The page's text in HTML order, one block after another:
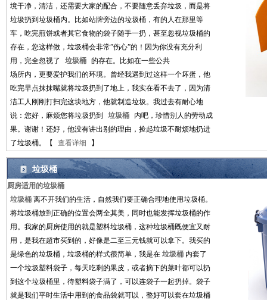
境干净，清洁，还需要大家的配合，不要随意丢弃垃圾，而是将
垃圾扔到垃圾桶内。比如站牌旁边的垃圾桶，有的人在那里等
车，吃完煎饼或者其它食物的袋子随手一扔，甚至忽视垃圾桶的
存在，您这样做，垃圾桶会非常”伤心”的！因为你没有充分利
用，完全忽视了
垃圾桶 的存在。比如在一些公共
场所内，更要爱护我们的环境。曾经我遇到过这样一个坏蛋，他
吃完早点抹抹嘴就将垃圾扔到了地上，我实在看不去了，因为清
洁工人刚刚打扫完这块地方，他就制造垃圾。我过去有耐心地
说：您好，麻烦您将垃圾扔到
垃圾桶
内吧，珍惜别人的劳动成
果。谢谢！还好，他没有讲出别的理由，捡起垃圾不耐烦地扔进
了垃圾桶。【
查看详细 】
垃圾桶
厨房适用的垃圾桶
垃圾桶 离不开我们的生活，自然我们要正确合理地使用垃圾桶。
将垃圾桶放到正确的位置会两全其美，同时也能发挥垃圾桶的作
用。我家的厨房使用的就是塑料垃圾桶，这种垃圾桶既便宜又耐
用，是我在超市买到的，好像是二至三元钱就可以拿下。我买的
是绿色的垃圾桶，垃圾桶的样式很简单，我是在 垃圾桶 内套了
一个垃圾塑料袋子，每天吃剩的果皮，或者摘下的菜叶都可以扔
到这个垃圾桶里，待塑料袋子满了，可以连袋子一起扔掉。袋子
就是我们平时生活中用到的食品袋就可以，整好可以套在垃圾桶